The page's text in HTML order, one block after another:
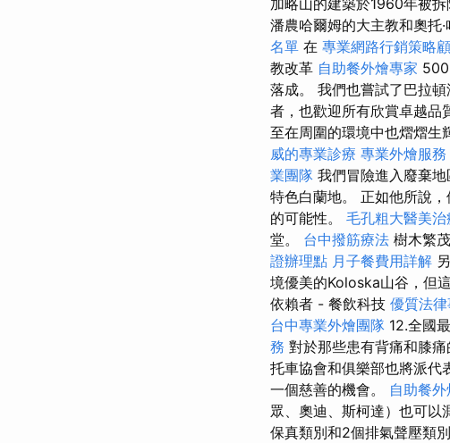
潘農哈爾姆的大主教和奧托
名單 在 專業網路行銷策略
教改革 自助餐外燴專家 500
落成。 我們也嘗試了巴拉
者，也歡迎所有欣賞卓越品
至在周圍的環境中也熠熠生
威的專業診療 專業外燴服務
業團隊 我們冒險進入廢棄
特色白蘭地。 正如他所說
的可能性。 毛孔粗大醫美治
堂。 台中撥筋療法 樹木繁
證辦理點 月子餐費用詳解
境優美的Koloska山谷，但
依賴者 - 餐飲科技 優質法
台中專業外燴團隊 12.全國
務 對於那些患有背痛和膝
托車協會和俱樂部也將派代
一個慈善的機會。 自助餐
眾、奧迪、斯柯達）也可以
保真類別和2個排氣聲壓類